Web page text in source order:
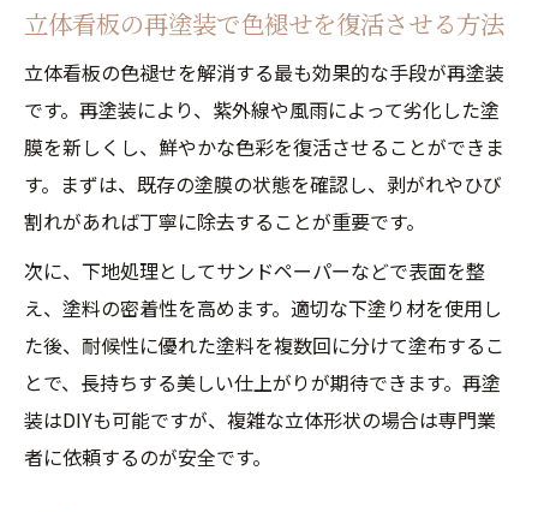
立体看板の再塗装で色褪せを復活させる方法
立体看板の色褪せを解消する最も効果的な手段が再塗装
です。再塗装により、紫外線や風雨によって劣化した塗
膜を新しくし、鮮やかな色彩を復活させることができま
す。まずは、既存の塗膜の状態を確認し、剥がれやひび
割れがあれば丁寧に除去することが重要です。
次に、下地処理としてサンドペーパーなどで表面を整
え、塗料の密着性を高めます。適切な下塗り材を使用し
た後、耐候性に優れた塗料を複数回に分けて塗布するこ
とで、長持ちする美しい仕上がりが期待できます。再塗
装はDIYも可能ですが、複雑な立体形状の場合は専門業
者に依頼するのが安全です。